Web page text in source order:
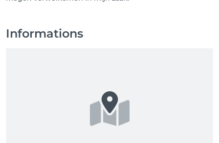
Informations